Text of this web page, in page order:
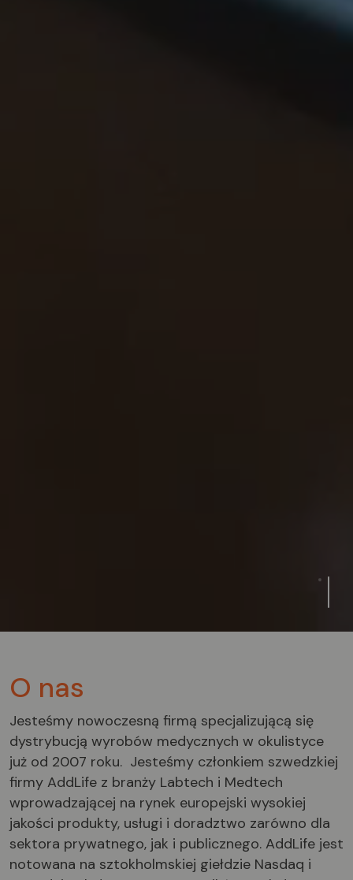
O nas
Jesteśmy nowoczesną firmą specjalizującą się
dystrybucją wyrobów medycznych w okulistyce
już od 2007 roku. Jesteśmy członkiem szwedzkiej
firmy AddLife z branży Labtech i Medtech
wprowadzającej na rynek europejski wysokiej
jakości produkty, usługi i doradztwo zarówno dla
sektora prywatnego, jak i publicznego. AddLife jest
notowana na sztokholmskiej giełdzie Nasdaq i